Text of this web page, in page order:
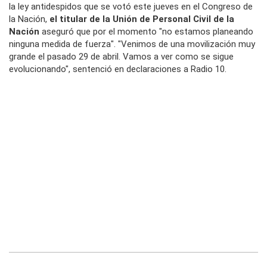
la ley antidespidos que se votó este jueves en el Congreso de
la Nación, el titular de la Unión de Personal Civil de la
Nación aseguró que por el momento "no estamos planeando
ninguna medida de fuerza". "Venimos de una movilización muy
grande el pasado 29 de abril. Vamos a ver como se sigue
evolucionando", sentenció en declaraciones a Radio 10.